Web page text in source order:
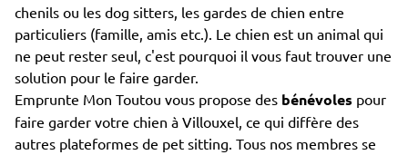
chenils ou les dog sitters, les gardes de chien entre
particuliers (famille, amis etc.). Le chien est un animal qui
ne peut rester seul, c'est pourquoi il vous faut trouver une
solution pour le faire garder.
Emprunte Mon Toutou vous propose des bénévoles pour
faire garder votre chien à Villouxel, ce qui diffère des
autres plateformes de pet sitting. Tous nos membres se